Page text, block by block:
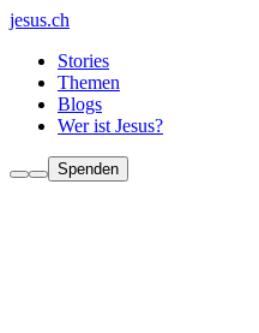
jesus.ch
Stories
Themen
Blogs
Wer ist Jesus?
Spenden